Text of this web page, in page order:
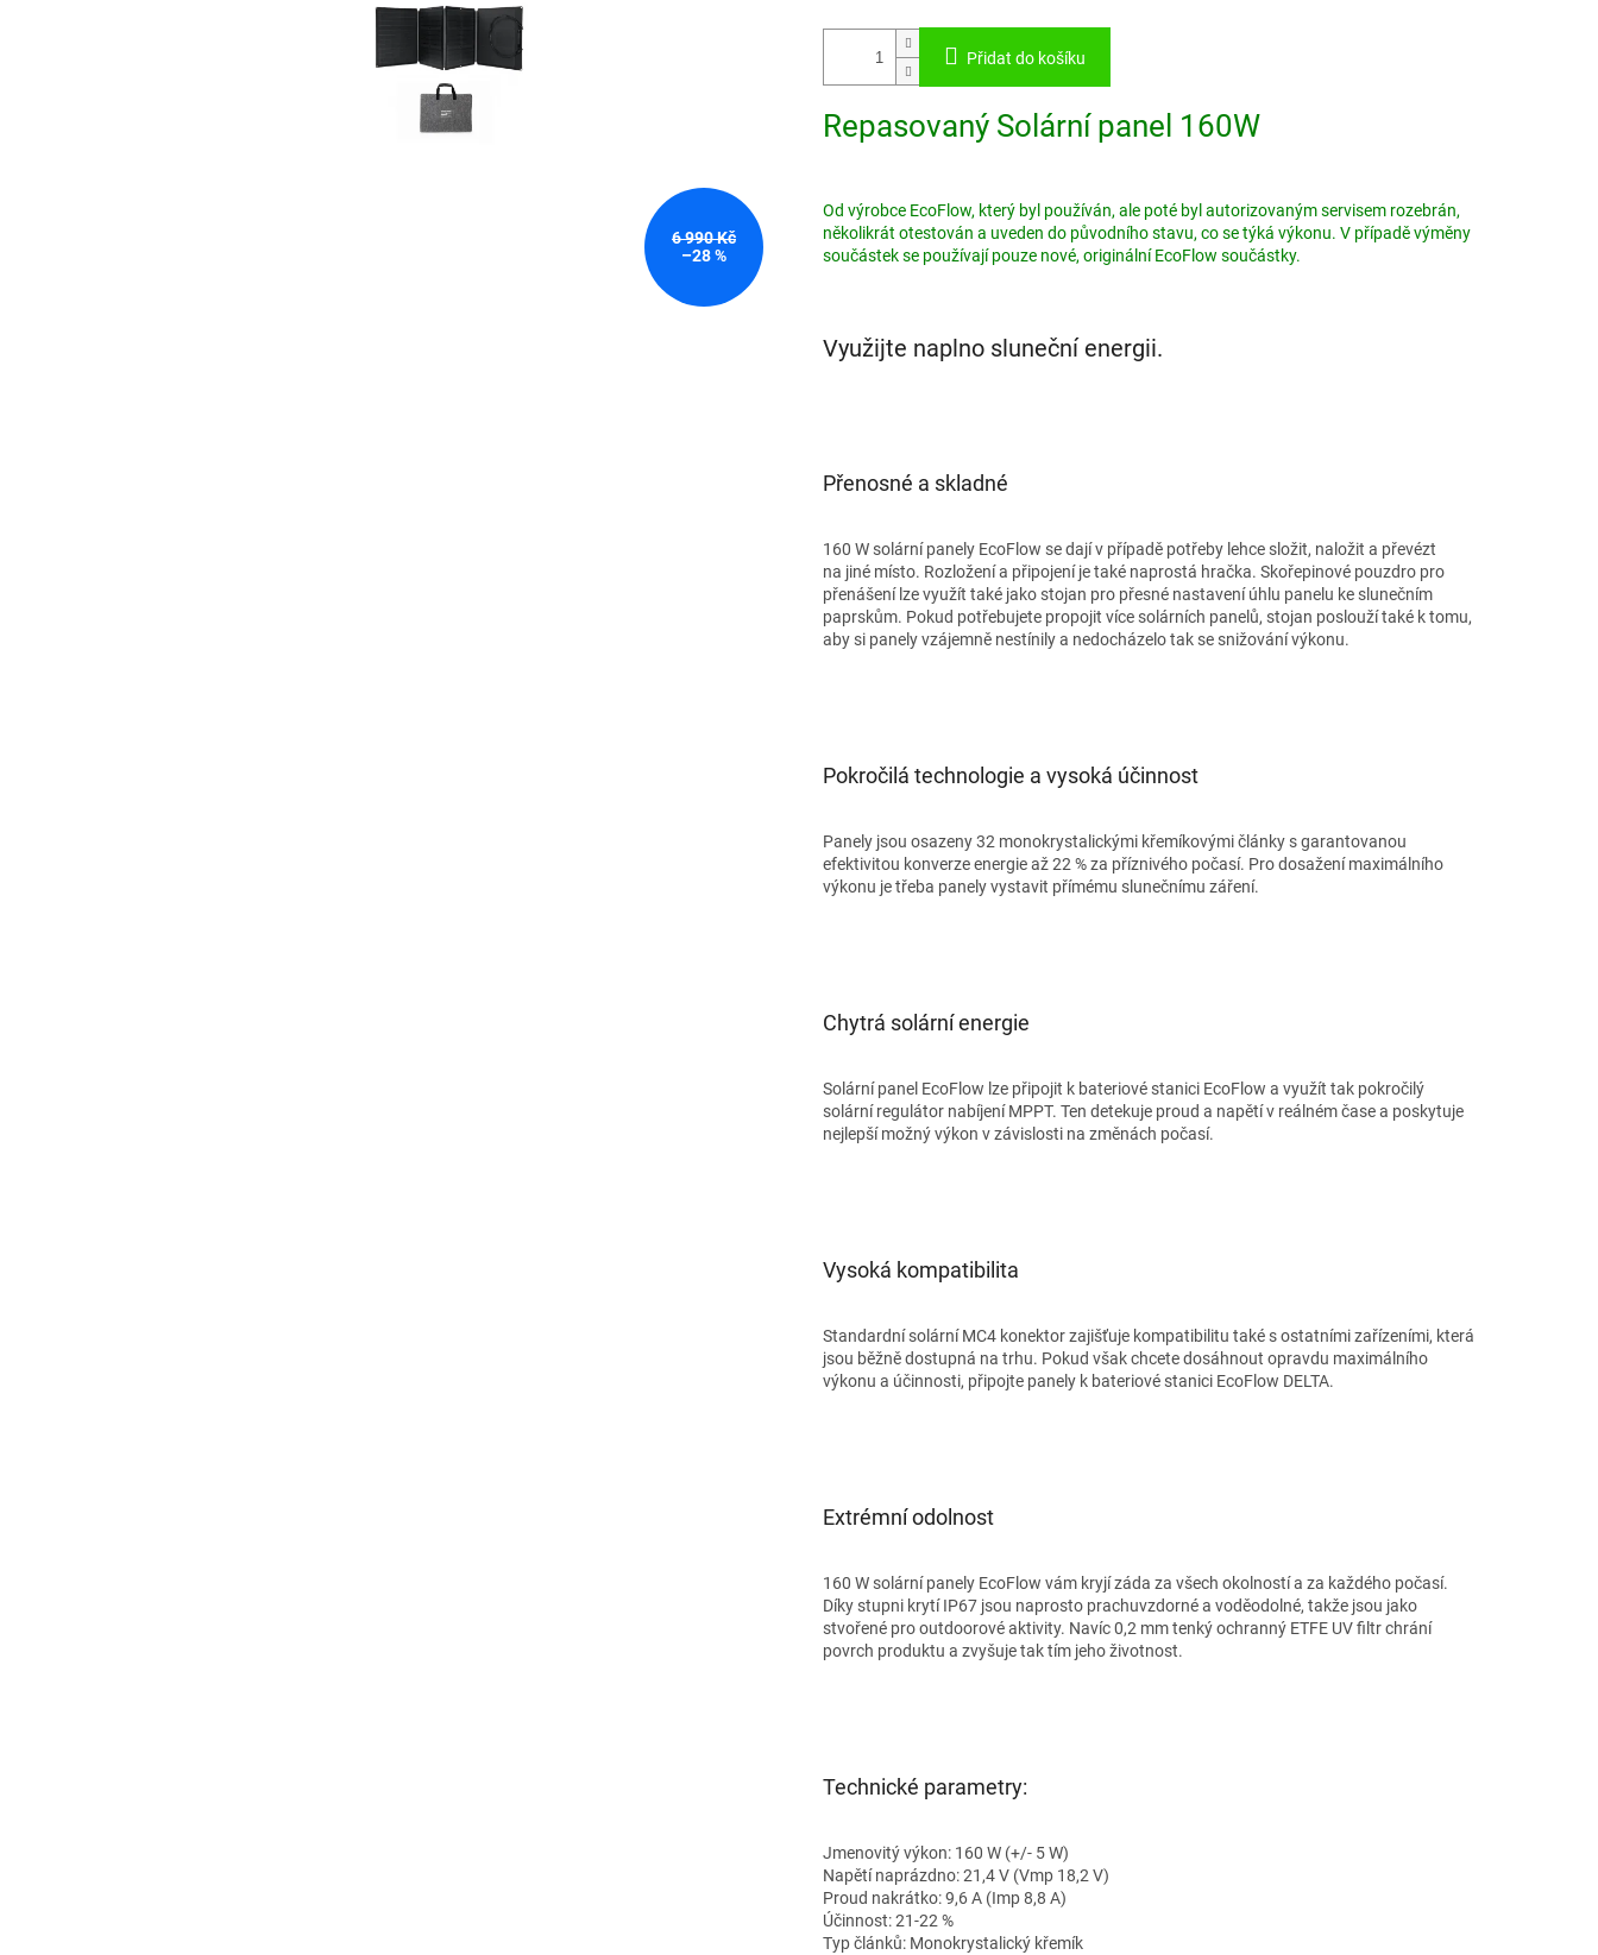
6 990 Kč
–28 %
Přidat do košíku
Repasovaný Solární panel 160W
Od výrobce EcoFlow, který byl používán, ale poté byl autorizovaným servisem rozebrán,
několikrát otestován a uveden do původního stavu, co se týká výkonu. V případě výměny
součástek se používají pouze nové, originální EcoFlow součástky.
Využijte naplno sluneční energii.
Přenosné a skladné
160 W solární panely EcoFlow se dají v případě potřeby lehce složit, naložit a převézt
na jiné místo. Rozložení a připojení je také naprostá hračka. Skořepinové pouzdro pro
přenášení lze využít také jako stojan pro přesné nastavení úhlu panelu ke slunečním
paprskům. Pokud potřebujete propojit více solárních panelů, stojan poslouží také k tomu,
aby si panely vzájemně nestínily a nedocházelo tak se snižování výkonu.
Pokročilá technologie a vysoká účinnost
Panely jsou osazeny 32 monokrystalickými křemíkovými články s garantovanou
efektivitou konverze energie až 22 % za příznivého počasí. Pro dosažení maximálního
výkonu je třeba panely vystavit přímému slunečnímu záření.
Chytrá solární energie
Solární panel EcoFlow lze připojit k bateriové stanici EcoFlow a využít tak pokročilý
solární regulátor nabíjení MPPT. Ten detekuje proud a napětí v reálném čase a poskytuje
nejlepší možný výkon v závislosti na změnách počasí.
Vysoká kompatibilita
Standardní solární MC4 konektor zajišťuje kompatibilitu také s ostatními zařízeními, která
jsou běžně dostupná na trhu. Pokud však chcete dosáhnout opravdu maximálního
výkonu a účinnosti, připojte panely k bateriové stanici EcoFlow DELTA.
Extrémní odolnost
160 W solární panely EcoFlow vám kryjí záda za všech okolností a za každého počasí.
Díky stupni krytí IP67 jsou naprosto prachuvzdorné a voděodolné, takže jsou jako
stvořené pro outdoorové aktivity. Navíc 0,2 mm tenký ochranný ETFE UV filtr chrání
povrch produktu a zvyšuje tak tím jeho životnost.
Technické parametry:
Jmenovitý výkon: 160 W (+/- 5 W)
Napětí naprázdno: 21,4 V (Vmp 18,2 V)
Proud nakrátko: 9,6 A (Imp 8,8 A)
Účinnost: 21-22 %
Typ článků: Monokrystalický křemík